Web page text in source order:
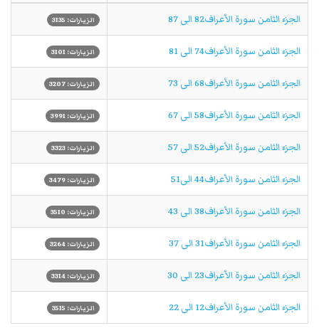
الجزء الثامن سورة الأعراف82 الی 87 الزيارات: 3135
الجزء الثامن سورة الأعراف74 الی 81 الزيارات: 3101
الجزء الثامن سورة الأعراف68 الی 73 الزيارات: 3207
الجزء الثامن سورة الأعراف58 الی 67 الزيارات: 3991
الجزء الثامن سورة الأعراف52 الی 57 الزيارات: 3323
الجزء الثامن سورة الأعراف44 الی51 الزيارات: 3479
الجزء الثامن سورة الأعراف38 الی 43 الزيارات: 3510
الجزء الثامن سورة الأعراف31 الی 37 الزيارات: 3264
الجزء الثامن سورة الأعراف23 الی 30 الزيارات: 3314
الجزء الثامن سورة الأعراف12 الی 22 الزيارات: 3515